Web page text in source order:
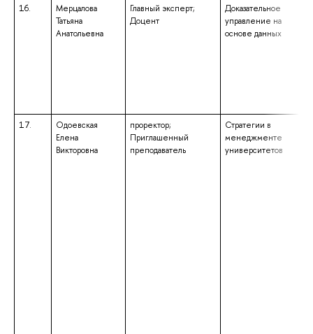
16.
Мерцалова
Татьяна
Анатольевна
Главный эксперт;
Доцент
Доказательное
управление на
основе данных
17.
Одоевская
Елена
Викторовна
проректор;
Приглашенный
преподаватель
Стратегии в
менеджменте
университетов